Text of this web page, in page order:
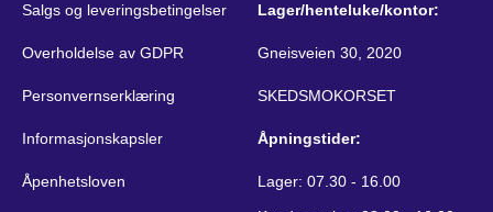
Salgs og leveringsbetingelser
Overholdelse av GDPR
Personvernserklæring
Informasjonskapsler
Åpenhetsloven
Lager/henteluke/kontor:
Gneisveien 30, 2020
SKEDSMOKORSET
Åpningstider:
Lager: 07.30 - 16.00